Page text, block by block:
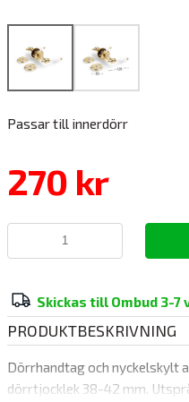
Passar till innerdörr
270 kr
Skickas till Ombud 3-7
PRODUKTBESKRIVNING
Dörrhandtag och nyckelskylt
dörrtjocklek 38-42 mm.